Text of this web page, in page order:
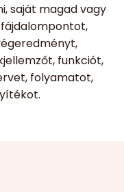
saját magad vagy
funkciót,
folyamatot,